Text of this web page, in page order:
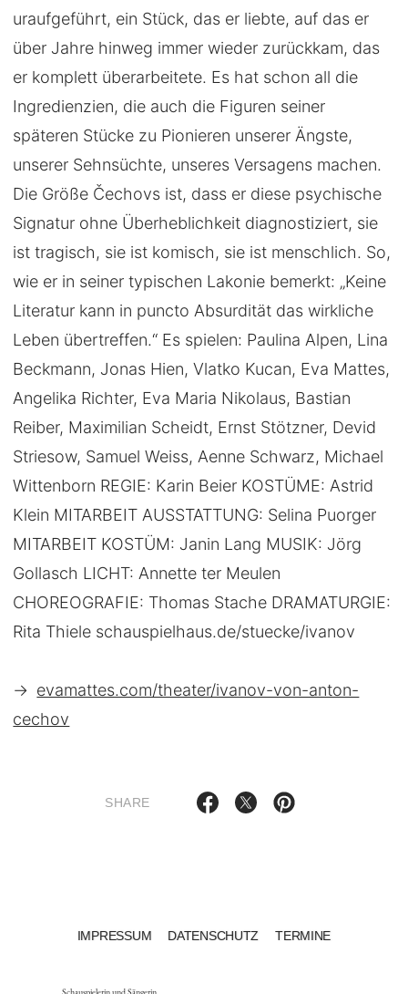
uraufgeführt, ein Stück, das er liebte, auf das er
über Jahre hinweg immer wieder zurückkam, das
er komplett überarbeitete. Es hat schon all die
Ingredienzien, die auch die Figuren seiner
späteren Stücke zu Pionieren unserer Ängste,
unserer Sehnsüchte, unseres Versagens machen.
Die Größe Čechovs ist, dass er diese psychische
Signatur ohne Überheblichkeit diagnostiziert, sie
ist tragisch, sie ist komisch, sie ist menschlich. So,
wie er in seiner typischen Lakonie bemerkt: „Keine
Literatur kann in puncto Absurdität das wirkliche
Leben übertreffen.“ Es spielen: Paulina Alpen, Lina
Beckmann, Jonas Hien, Vlatko Kucan, Eva Mattes,
Angelika Richter, Eva Maria Nikolaus, Bastian
Reiber, Maximilian Scheidt, Ernst Stötzner, Devid
Striesow, Samuel Weiss, Aenne Schwarz, Michael
Wittenborn REGIE: Karin Beier KOSTÜME: Astrid
Klein MITARBEIT AUSSTATTUNG: Selina Puorger
MITARBEIT KOSTÜM: Janin Lang MUSIK: Jörg
Gollasch LICHT: Annette ter Meulen
CHOREOGRAFIE: Thomas Stache DRAMATURGIE:
Rita Thiele schauspielhaus.de/stuecke/ivanov
→ evamattes.com/theater/ivanov-von-anton-
cechov
SHARE
IMPRESSUM DATENSCHUTZ TERMINE